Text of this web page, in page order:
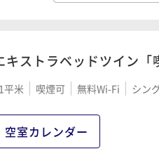
OUT11:00
キストラベッドツイン「
平米 喫煙可 無料Wi-Fi シン
空室カレンダー